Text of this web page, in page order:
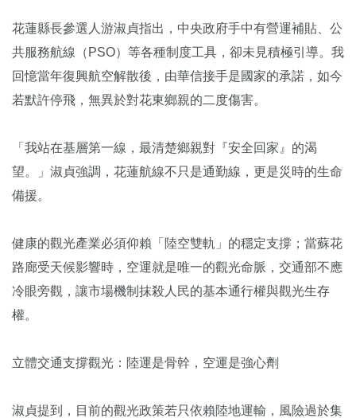
花蓮縣長參選人游淑貞指出，中央政府手中有營運補貼、公
共服務航線（PSO）等各種制度工具，卻未見積極引導。我
回憶當年復興航空解散後，由華信接手是國家的承諾，如今
若默許停飛，無異於對花東鄉親的二度傷害。
「我站在基層第一線，最清楚鄉親對『安全回家』的渴
望。」淑貞強調，花蓮航線不只是通勤線，更是災時的生命
備援。
健康的觀光產業必須仰賴「陸空雙軌」的穩定支撐；當蘇花
路廊受天候影響時，空運就是唯一的觀光命脈，交通部不應
冷眼旁觀，讓市場機制抹殺人民的基本通行權與觀光生存
權。
立體交通支撐觀光：陸運是骨幹，空運是強心劑
淑貞提到，目前的觀光政策若只依賴陸地運輸，風險過於集